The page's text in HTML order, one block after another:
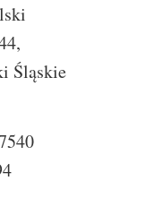
Śląskie